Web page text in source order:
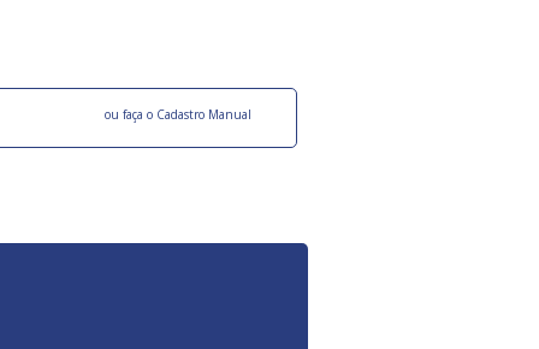
ou faça o Cadastro Manual